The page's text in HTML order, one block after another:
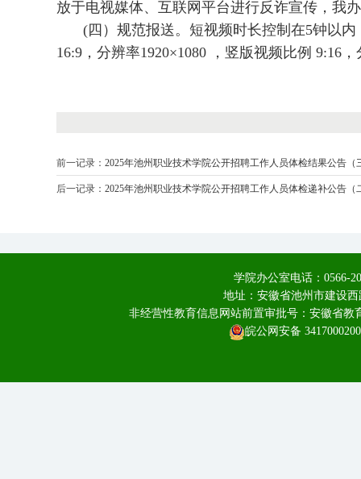
放于电视媒体、互联网平台进行反诈宣传，我
(四）规范报送。短视频时长控制在5钟以
16:9，分辨率1920×1080 ，竖版视频比例 9:16
前一记录： 2025年池州职业技术学院公开招聘工作人员体检结果公告（
后一记录： 2025年池州职业技术学院公开招聘工作人员体检递补公告（
学院办公室电话：0566-
地址：安徽省池州市建设
非经营性教育信息网站前置审批号：安徽省
皖公网安备